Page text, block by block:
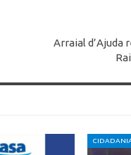
Arraial d’Ajuda